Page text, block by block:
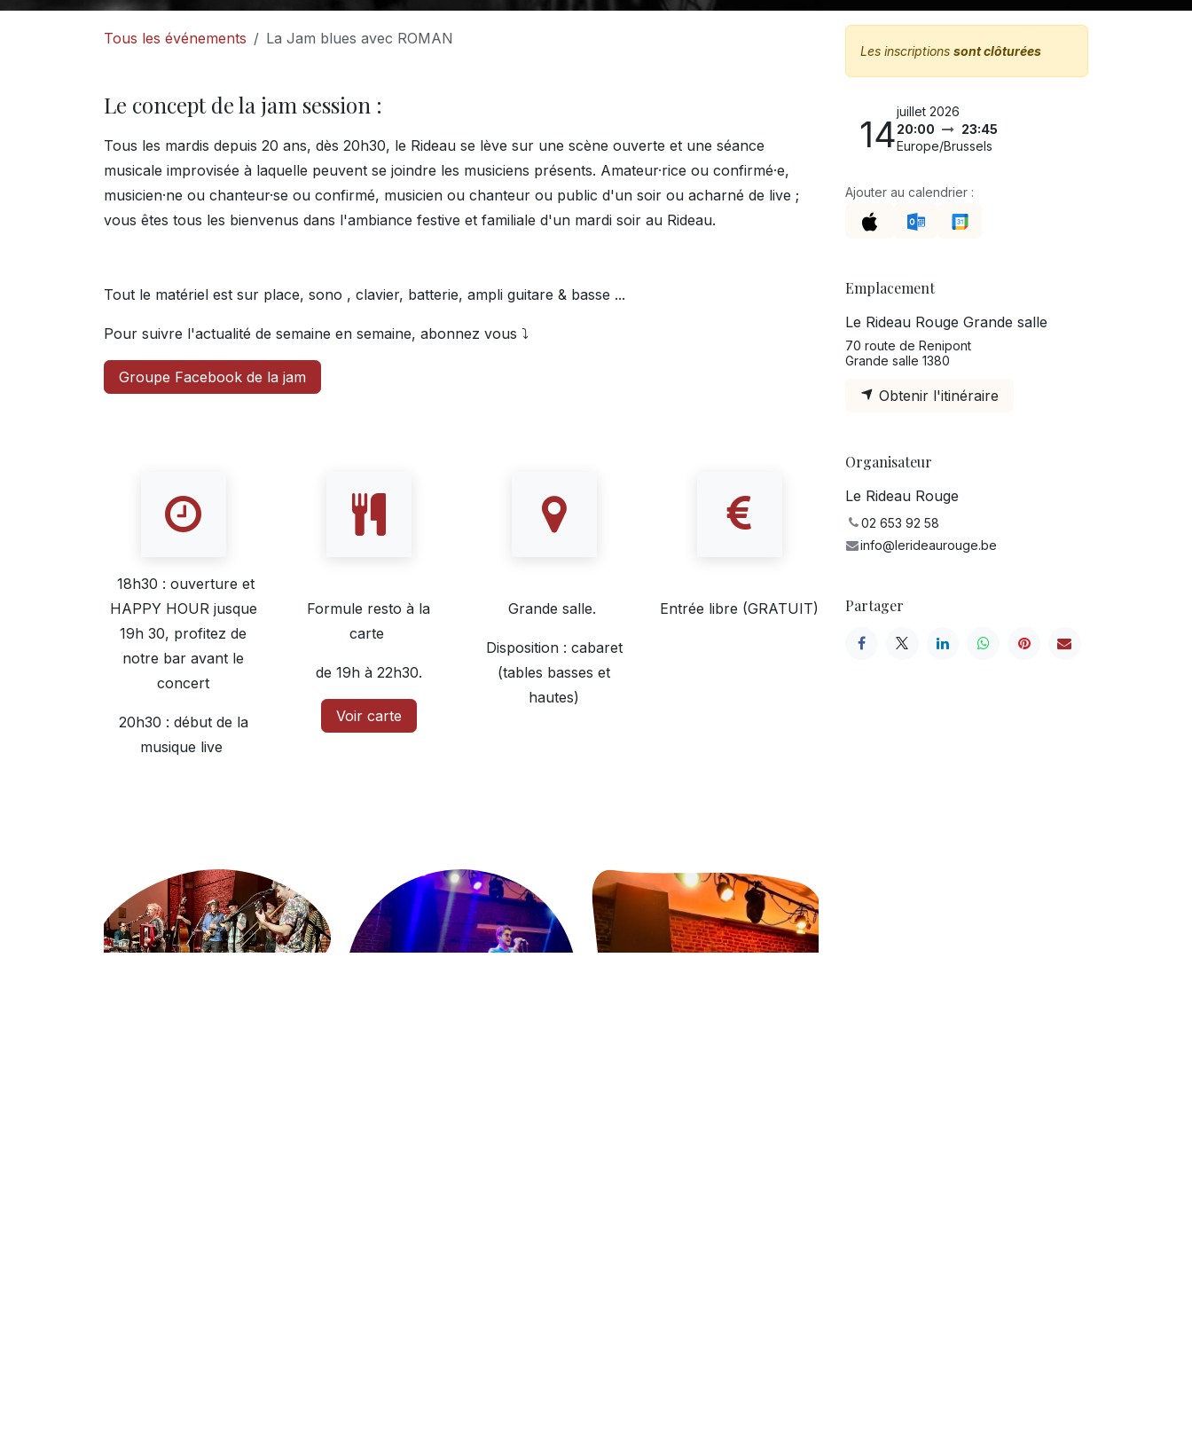
Tous les événements La Jam blues avec ROMAN
Le concept de la jam session :
Tous les mardis depuis 20 ans, dès 20h30, le Rideau se lève sur une scène ouverte et une séance
musicale improvisée à laquelle peuvent se joindre les musiciens présents. Amateur·rice ou confirmé·e,
musicien·ne ou chanteur·se ou confirmé, musicien ou chanteur ou public d'un soir ou acharné de live ;
vous êtes tous les bienvenus dans l'ambiance festive et familiale d'un mardi soir au Rideau.
Tout le matériel est sur place, sono , clavier, batterie, ampli guitare & basse ...
Pour suivre l'actualité de semaine en semaine, abonnez vous ⤵️
Groupe Facebook de la jam
18h30 : ouverture et
HAPPY HOUR jusque
19h 30, profitez de
notre bar avant le
concert
20h30 : début de la
musique live
Formule resto à la
carte
de 19h à 22h30.
Voir carte
Grande salle.
Disposition : cabaret
(tables basses et
hautes)
Entrée libre (GRATUIT)
Les inscriptions sont clôturées
14
juillet 2026
20:00
23:45
Europe/Brussels
Ajouter au calendrier :
Emplacement
Le Rideau Rouge Grande salle
70 route de Renipont
Grande salle 1380
Obtenir l'itinéraire
Organisateur
Le Rideau Rouge
02 653 92 58
info@lerideaurouge.be
Partager